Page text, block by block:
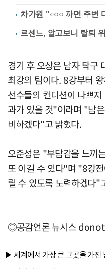
차가원 "○○○ 까면 주변
르센느, 알고보니 탈퇴
경기 후 오상은 남자 탁구
최강의 팀이다. 8강부터
선수들의 컨디션이 나쁘
과가 있을 것"이라며 "남
비하겠다"고 밝혔다.
오준성은 "부담감을 느끼
또 이길 수 있다"며 "8강
릴 수 있도록 노력하겠다"
◎공감언론 뉴시스